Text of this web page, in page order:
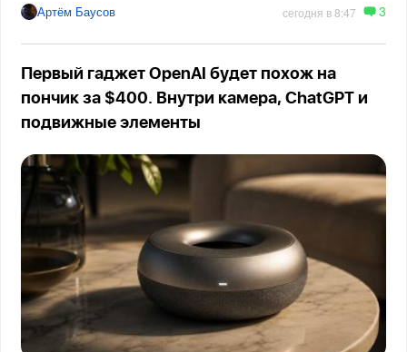
Артём Баусов сегодня в 8:47 3
Первый гаджет OpenAI будет похож на
пончик за $400. Внутри камера, ChatGPT и
подвижные элементы